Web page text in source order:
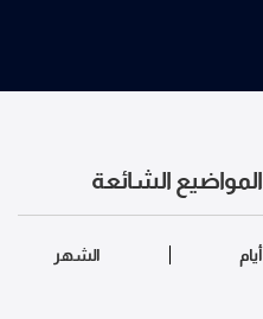
المواضيع الشائعة